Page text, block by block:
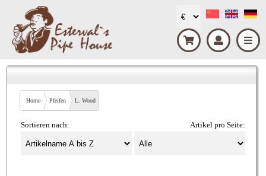
Home Pfeifen L. Wood
Sortieren nach: Artikel pro Seite: